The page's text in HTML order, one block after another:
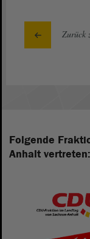
Zurück
Folgende
Anhalt vertreten: